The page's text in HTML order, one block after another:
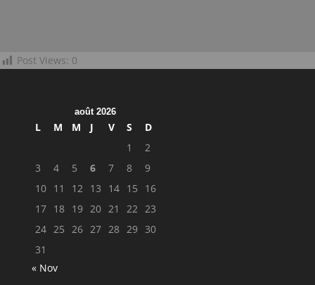
Post Views: 0
août 2026
L M M J V S
D
1
2
3
4 5 6 7 8
9
10 11 12 13 14 15
16
17 18 19 20 21 22
23
24 25 26 27 28 29 30
31
« Nov